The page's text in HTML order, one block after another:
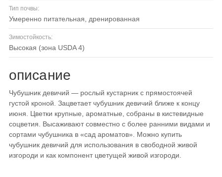
Тип почвы:
умеренно питательная, дренированная
Зимостойкость:
высокая (зона USDA 4)
описание
Чубушник девичий — рослый кустарник с прямостоячей
густой кроной. Зацветает чубушник девичий ближе к концу
июня. Цветки крупные, ароматные, собраны в кистевидные
соцветия. Высаживают совместно с более ранними видами и
сортами чубушника в «сад ароматов». Можно купить
чубушник девичий для использования в свободной живой
изгороди и как компонент цветущей живой изгороди.